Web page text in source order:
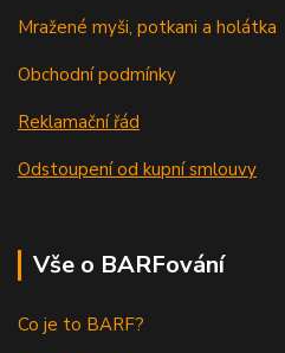
Mražené myši, potkani a holátka
Obchodní podmínky
Reklamační řád
Odstoupení od kupní smlouvy
Vše o BARFování
Co je to BARF?